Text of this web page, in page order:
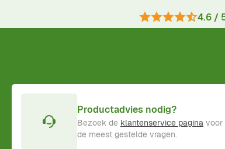
4.6 /
Productadvies nodig?
Bezoek de klantenservice pagina voor
de meest gestelde vragen.